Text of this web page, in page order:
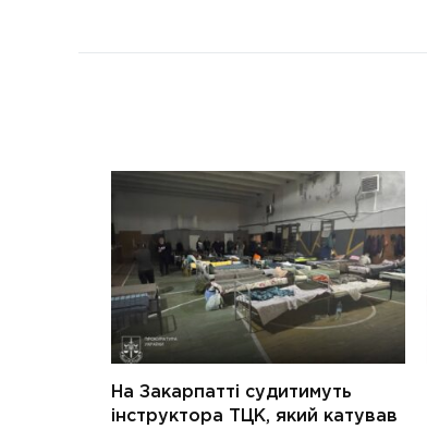
На Закарпатті судитимуть
інструктора ТЦК, який катував